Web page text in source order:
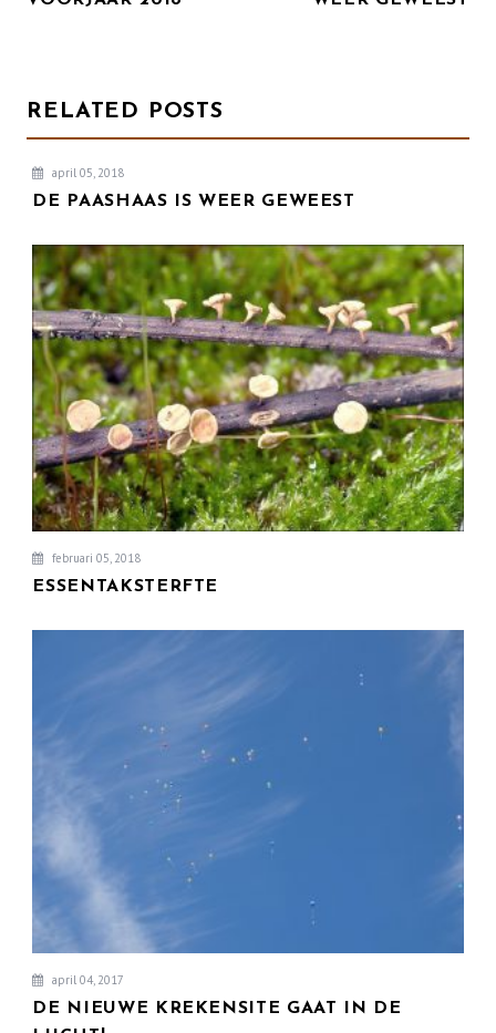
RELATED POSTS
april 05, 2018
DE PAASHAAS IS WEER GEWEEST
februari 05, 2018
ESSENTAKSTERFTE
april 04, 2017
DE NIEUWE KREKENSITE GAAT IN DE